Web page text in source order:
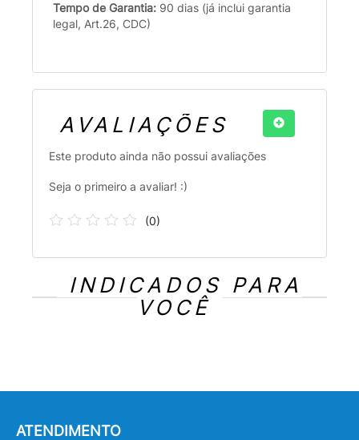
Tempo de Garantia: 90 dias (já inclui garantia
legal, Art.26, CDC)
AVALIAÇÕES
Este produto ainda não possui avaliações
Seja o primeiro a avaliar! :)
(0)
INDICADOS PARA
VOCÊ
ATENDIMENTO